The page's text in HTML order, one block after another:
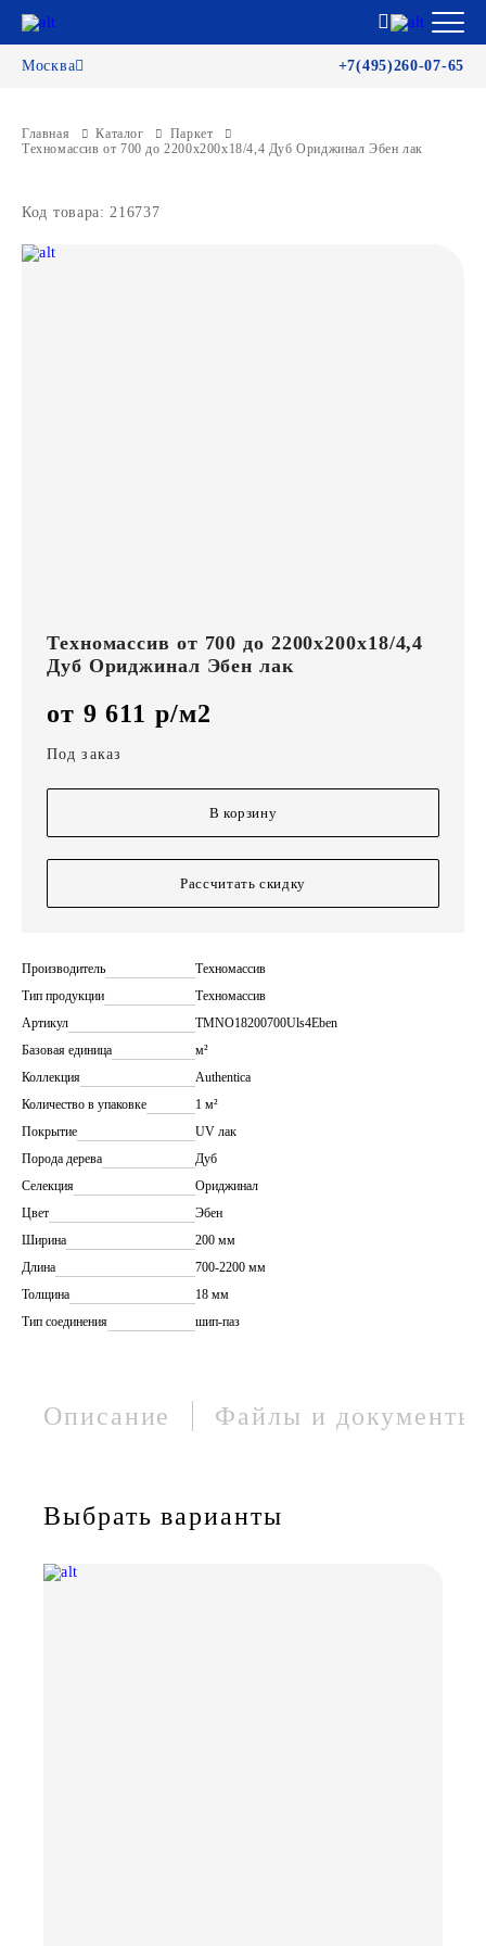
Москва +7(495)260-07-65
Главная Каталог
Паркет
Техномассив от 700 до 2200х200х18/4,4 Дуб Ориджинал Эбен лак
Код товара: 216737
Техномассив от 700 до 2200х200х18/4,4
Дуб Ориджинал Эбен лак
от 9 611 р/м2
Под заказ
В корзину
Рассчитать скидку
Производитель
Техномассив
Тип продукции
Техномассив
Артикул
TMNO18200700Uls4Eben
Базовая единица
м²
Коллекция
Authentica
Количество в упаковке
1 м²
Покрытие
UV лак
Порода дерева
Дуб
Селекция
Ориджинал
Цвет
Эбен
Ширина
200 мм
Длина
700-2200 мм
Толщина
18 мм
Тип соединения
шип-паз
Описание Файлы и документы
Выбрать варианты